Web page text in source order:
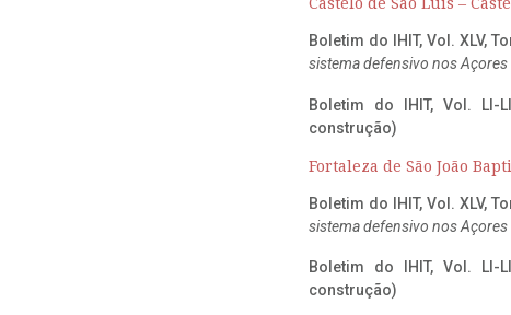
Castelo de São Luís –
Boletim do IHIT, Vol. XLV,
sistema defensivo nos
Boletim do IHIT, Vol. LI-
construção)
Fortaleza de São João
Boletim do IHIT, Vol. XLV,
sistema defensivo nos
Boletim do IHIT, Vol. LI-
construção)